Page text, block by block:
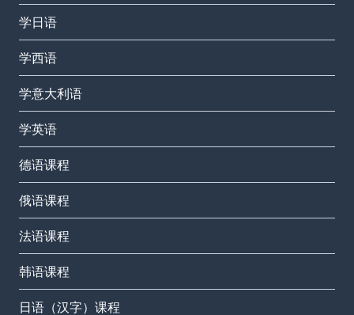
学日语
学西语
学意大利语
学英语
德语课程
俄语课程
法语课程
韩语课程
日语（汉字）课程